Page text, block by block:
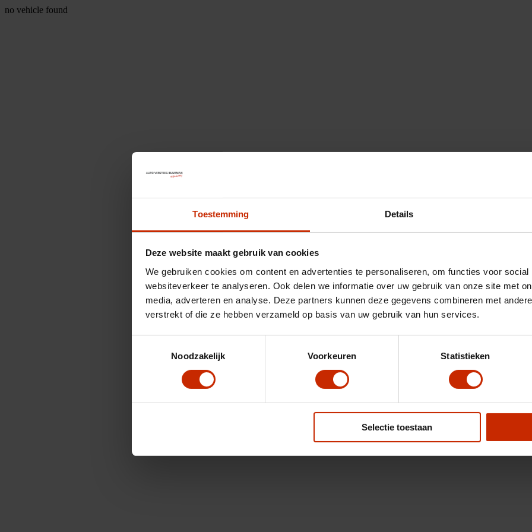
Toestemming Details
Deze website maakt gebruik van cookies
We gebruiken cookies om content en advertenties te personaliseren, om functies voor
websiteverkeer te analyseren. Ook delen we informatie over uw gebruik van onze site met
media, adverteren en analyse. Deze partners kunnen deze gegevens combineren met
verstrekt of die ze hebben verzameld op basis van uw gebruik van hun services.
Noodzakelijk
Voorkeuren Statistieken
Selectie toestaan
no vehicle found